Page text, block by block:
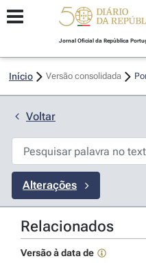
Jornal Oficial da República
Início Versão consolidada
Voltar
Alterações
Relacionados
Versão à data de